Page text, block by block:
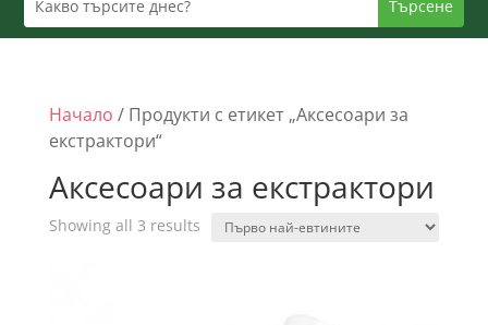
Начало / Продукти с етикет „Aксесоари за
екстрактори“
Aксесоари за екстрактори
Showing all 3 resultsSorted